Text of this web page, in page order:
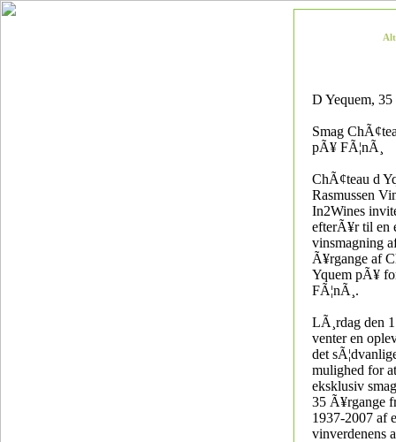
D Yequem,
Smag
pÃ¥ FÃ¦nÃ¸
ChÃ¢teau d
Rasmussen
In2Wines
efterÃ¥r til en
vinsmagning
Ã¥rgange af
Yquem pÃ¥
FÃ¦nÃ¸.
LÃ¸rdag den
venter en
det
mulighed for
eksklusiv
35 Ã¥rgange
1937-2007 af
vinverdenens